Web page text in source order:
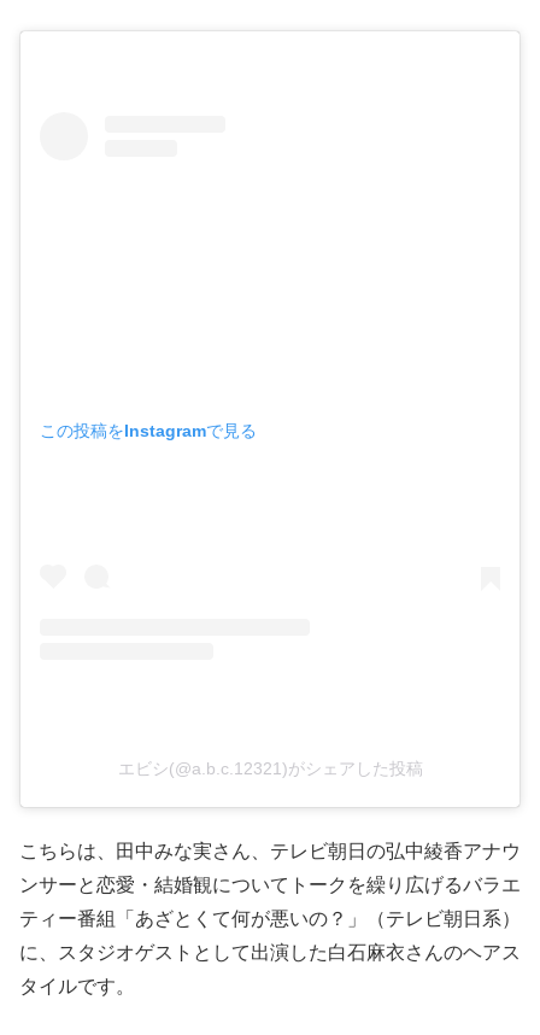
この投稿をInstagramで見る
エビシ(@a.b.c.12321)がシェアした投稿
こちらは、田中みな実さん、テレビ朝日の弘中綾香アナウ
ンサーと恋愛・結婚観についてトークを繰り広げるバラエ
ティー番組「あざとくて何が悪いの？」（テレビ朝日系）
に、スタジオゲストとして出演した白石麻衣さんのヘアス
タイルです。